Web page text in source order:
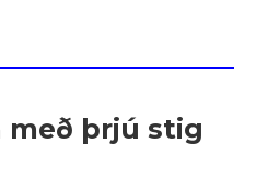
með þrjú stig